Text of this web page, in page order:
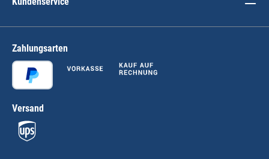
Zahlungsarten
Versand